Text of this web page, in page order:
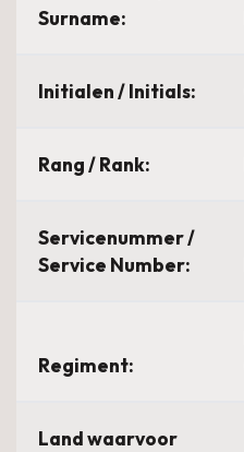
Surname:
Initialen / Initials:
Rang / Rank:
Servicenummer /
Service Number:
Regiment:
Land waarvoor